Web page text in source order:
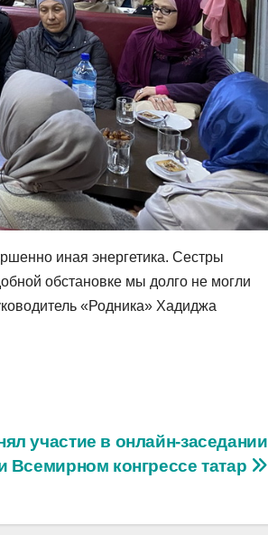
иная энергетика. Сестры
обстановке мы долго не могли
«Родника» Хадиджа
участие в онлайн-заседании
Всемирном конгрессе татар